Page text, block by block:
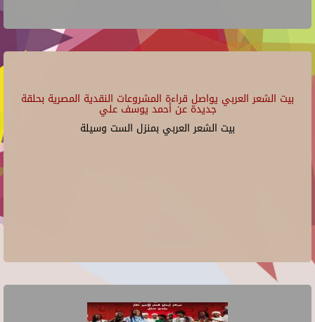
بيت الشعر العربي يواصل قراءة المشروعات النقدية المصرية بحلقة
جديدة عن أحمد يوسف علي
بيت الشعر العربي بمنزل الست وسيلة